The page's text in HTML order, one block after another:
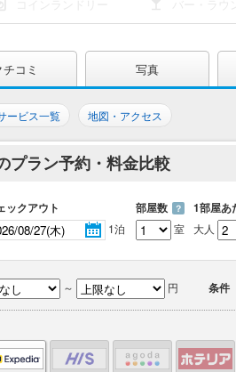
チコミ 写真
ービス一覧 地図・アクセス
プラン予約・料金比較
ックアウト
1泊
部屋数 ？
室
1部屋あ
大人
～ 円 条件